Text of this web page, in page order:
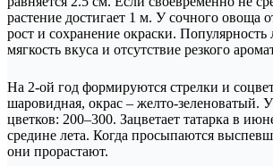
растение достигает 1 м. У сочного овоща
рост и сохранение окраски.
мягкость вкуса и отсутствие резкого
На 2-ой год формируются стрелки и
шаровидная, окрас – желто-зеленоватый.
цветков: 200–300. Зацветает татарка в
средине лета. Когда просыпаются
они прорастают.